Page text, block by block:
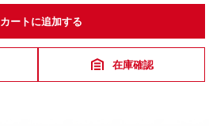
カートに追加する
在庫確認